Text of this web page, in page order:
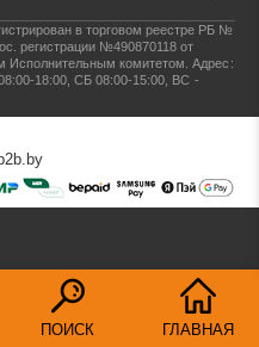
ПОИСК ГЛАВНАЯ
в торговом реестре РБ №
регистрации №490870118 от
Исполнительным комитетом.Адрес:
18:00, СБ 08:00-15:00, ВС -